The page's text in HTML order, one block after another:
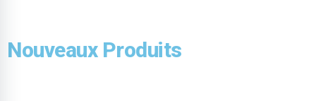
Nouveaux Produits